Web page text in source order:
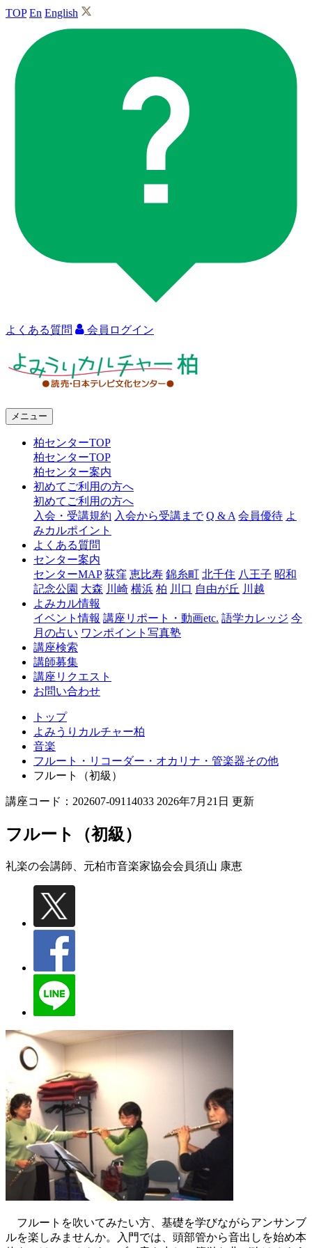
TOP En English
よくある質問 会員ログイン
ャ
メニュー
柏センターTOP
柏センターTOP
柏センター案内
初めてご利用の方へ
初めてご利用の方へ
入会・受講規約 入会から受講まで Q & A 会員優待 よ
みカルポイント
よくある質問
センター案内
センターMAP 荻窪 恵比寿 錦糸町 北千住 八王子 昭和
記念公園 大森 川崎 横浜 柏 川口 自由が丘 川越
よみカル情報
イベント情報 講座リポート・動画etc. 語学カレッジ 今
月の占い ワンポイント写真塾
講座検索
講師募集
講座リクエスト
お問い合わせ
トップ
よみうりカルチャー柏
音楽
フルート・リコーダー・オカリナ・管楽器その他
フルート（初級）
講座コード：202607-09114033 2026年7月21日 更新
フルート（初級）
礼楽の会講師、元柏市音楽家協会会員須山 康恵
フルートを吹いてみたい方、基礎を学びながらアンサンブ
ルを楽しみませんか。入門では、頭部管から音出しを始め本